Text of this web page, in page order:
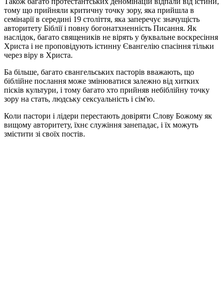
тому що прийняли критичну точку зору, яка прийшла в
семінарії в середині 19 століття, яка заперечує значущість
авторитету Біблії і повну богонатхненність Писання. Як
наслідок, багато священиків не вірять у буквальне воскресіння
Христа і не проповідують істинну Євангелію спасіння тільки
через віру в Христа.
Ба більше, багато євангельських пасторів вважають, що
біблійне послання може змінюватися залежно від хитких
пісків культури, і тому багато хто прийняв небіблійну точку
зору на стать, людську сексуальність і сім'ю.
Коли пастори і лідери перестають довіряти Слову Божому як
вищому авторитету, їхнє служіння занепадає, і їх можуть
змістити зі своїх постів.